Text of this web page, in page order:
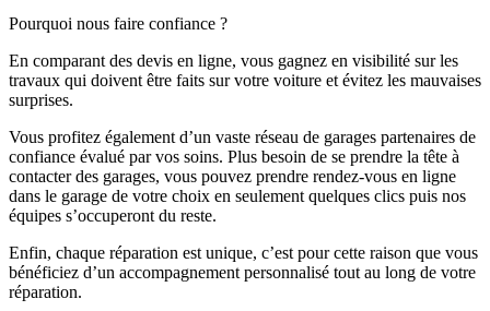
Pourquoi nous faire confiance ?
En comparant des devis en ligne, vous gagnez en visibilité sur les
travaux qui doivent être faits sur votre voiture et évitez les mauvaises
surprises.
Vous profitez également d’un vaste réseau de garages partenaires de
confiance évalué par vos soins. Plus besoin de se prendre la tête à
contacter des garages, vous pouvez prendre rendez-vous en ligne
dans le garage de votre choix en seulement quelques clics puis nos
équipes s’occuperont du reste.
Enfin, chaque réparation est unique, c’est pour cette raison que vous
bénéficiez d’un accompagnement personnalisé tout au long de votre
réparation.